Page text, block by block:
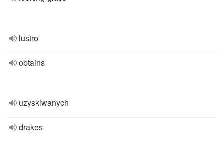
lustro
obtains
uzyskiwanych
drakes